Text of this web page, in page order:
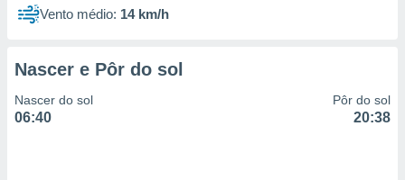
Vento médio: 14 km/h
Nascer e Pôr do sol
Nascer do sol
06:40
Pôr do sol
20:38